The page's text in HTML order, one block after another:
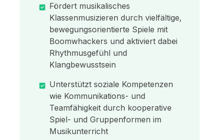
Fördert musikalisches
Klassenmusizieren durch vielfältige,
bewegungsorientierte Spiele mit
Boomwhackers und aktiviert dabei
Rhythmusgefühl und
Klangbewusstsein
Unterstützt soziale Kompetenzen
wie Kommunikations- und
Teamfähigkeit durch kooperative
Spiel- und Gruppenformen im
Musikunterricht